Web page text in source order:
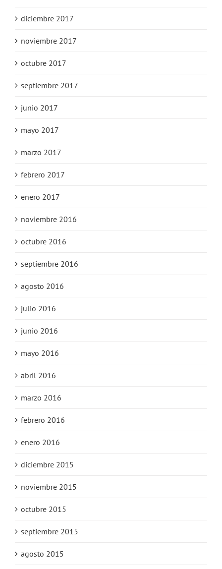
diciembre 2017
noviembre 2017
octubre 2017
septiembre 2017
junio 2017
mayo 2017
marzo 2017
febrero 2017
enero 2017
noviembre 2016
octubre 2016
septiembre 2016
agosto 2016
julio 2016
junio 2016
mayo 2016
abril 2016
marzo 2016
febrero 2016
enero 2016
diciembre 2015
noviembre 2015
octubre 2015
septiembre 2015
agosto 2015